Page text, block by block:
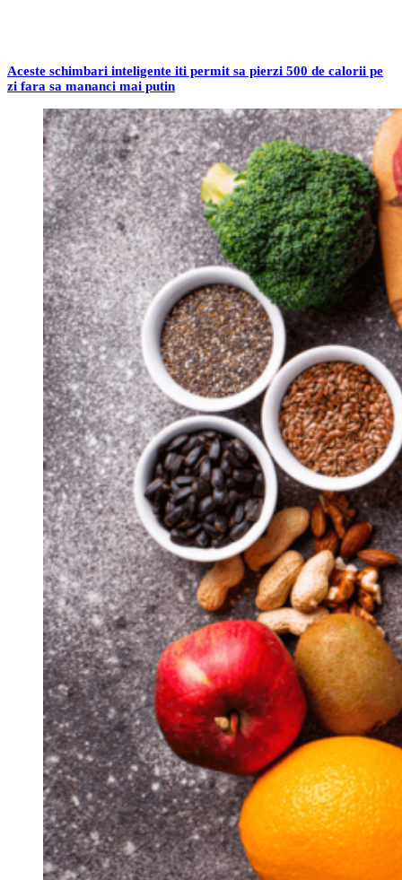
Aceste schimbari inteligente iti permit sa pierzi 500 de calorii pe
zi fara sa mananci mai putin